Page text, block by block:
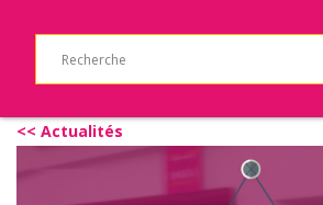
<< Actualités